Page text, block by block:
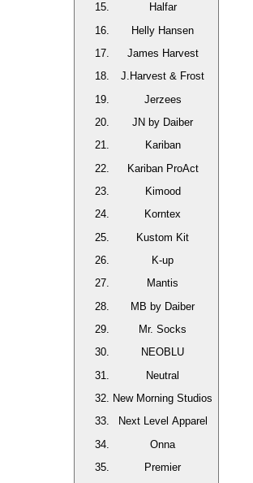
Halfar
Helly Hansen
James Harvest
J.Harvest & Frost
Jerzees
JN by Daiber
Kariban
Kariban ProAct
Kimood
Korntex
Kustom Kit
K-up
Mantis
MB by Daiber
Mr. Socks
NEOBLU
Neutral
New Morning Studios
Next Level Apparel
Onna
Premier